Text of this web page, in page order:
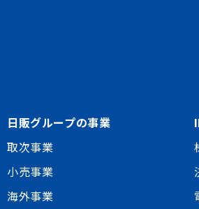
日販グループの事業
取次事業
小売事業
海外事業